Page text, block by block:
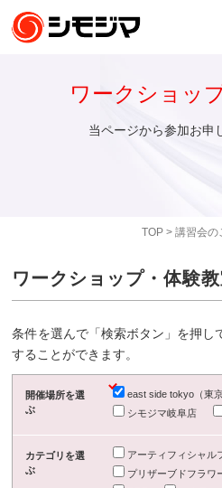
TOP> 講習会の
ワークショッ
当ページから参加お申
ワークショップ・体験
条件を選んで「検索ボタン」を押し
することができます。
開催場所を選
ぶ
east side tokyo（東京
シモジマ岐阜店
カテゴリを選
ぶ
アーティフィシャル
プリザーブドフラワ